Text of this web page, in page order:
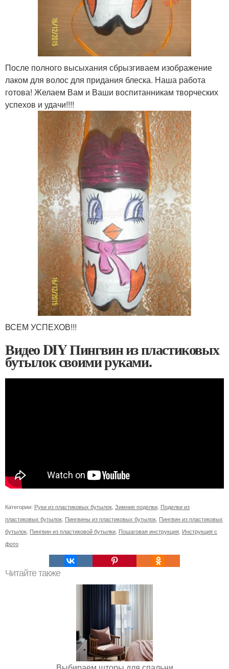
После полного высыхания сбрызгиваем изображение
лаком для волос для придания блеска. Наша работа
готова! Желаем Вам и Ваши воспитанникам творческих
успехов и удачи!!!!
ВСЕМ УСПЕХОВ!!!
Видео DIY Пингвин из пластиковых
бутылок своими руками.
Категории: Руки из пластиковых бутылок Зимние поделки Поделки из
пластиковых бутылок Пингвины из пластиковых бутылок Пингвин из пластиковых
бутылок Пингвин из пластиковой бутылки Пошаговая инструкция Инструкция с
фото
Читайте также